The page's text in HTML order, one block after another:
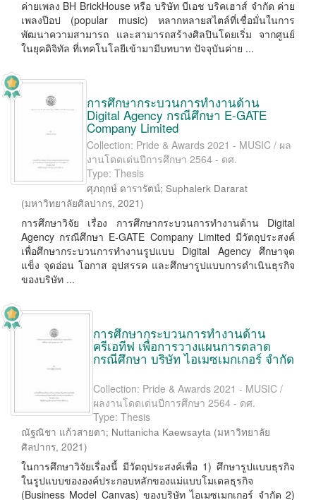
ค่ายเพลง BH BrickHouse หรือ บริษัท บีเอช บริคเฮาส์ จำกัด ค่าย
เพลงป๊อป (popular music) หลากหลายสไตล์ที่เชื่อมั่นในการ
พัฒนาความสามารถ และสามารถสร้างศิลปินโดยเริ่ม จากศูนย์
ในยุคดิจิทัล ที่เทคโนโลยีเข้ามามีบทบาท ปัจจุบันค่าย ...
การศึกษากระบวนการทำงานด้าน
Digital Agency กรณีศึกษา E-GATE
Company Limited
Collection: Pride & Awards 2021 - MUSIC / ผล
งานโดดเด่นปีการศึกษา 2564 - ดศ.
Type: Thesis
ศุภฤกษ์ ดารารัตน์; Suphalerk Dararat
(มหาวิทยาลัยศิลปากร, 2021)
การศึกษาวิจัย เรื่อง การศึกษากระบวนการทำงานด้าน Digital
Agency กรณีศึกษา E-GATE Company Limited มีวัตถุประสงค์
เพื่อศึกษากระบวนการทำงานรูปแบบ Digital Agency ศึกษาจุด
แข็ง จุดอ่อน โอกาส อุปสรรค และศึกษารูปแบบการดำเนินธุรกิจ
ของบริษัท ...
การศึกษากระบวนการทำงานด้าน
ครีเอทีฟ เพื่อการวางแผนการตลาด
กรณีศึกษา บริษัท ไอเมซเมกเกอร์ จำกัด
Collection: Pride & Awards 2021 - MUSIC /
ผลงานโดดเด่นปีการศึกษา 2564 - ดศ.
Type: Thesis
ณัฐณิชา แก้วสายตา; Nuttanicha Kaewsayta (มหาวิทยาลัย
ศิลปากร, 2021)
ในการศึกษาวิจัยเรื่องนี้ มีวัตถุประสงค์เพื่อ 1) ศึกษารูปแบบธุรกิจ
ในรูปแบบขององค์ประกอบหลักของแม่แบบโมเดลธุรกิจ
(Business Model Canvas) ของบริษัท ไอเมซเมกเกอร์ จำกัด 2)